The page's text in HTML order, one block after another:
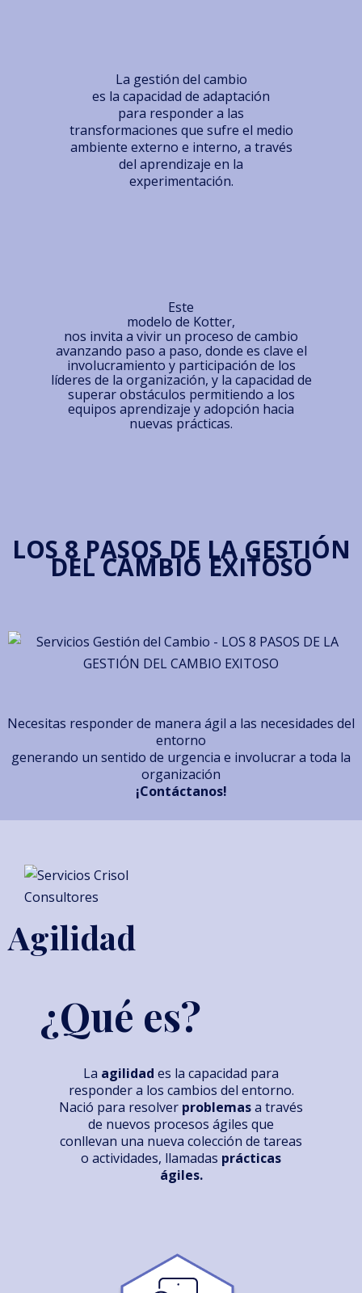
La gestión del cambio
es la capacidad de adaptación
para responder a las
transformaciones que sufre el medio
ambiente externo e interno, a través
del aprendizaje en la
experimentación.
Este
modelo de Kotter,
nos invita a vivir un proceso de cambio
avanzando paso a paso, donde es clave el
involucramiento y participación de los
líderes de la organización, y la capacidad de
superar obstáculos permitiendo a los
equipos aprendizaje y adopción hacia
nuevas prácticas.
LOS 8 PASOS DE LA GESTIÓN
DEL CAMBIO EXITOSO
Necesitas responder de manera ágil a las necesidades del
entorno
generando un sentido de urgencia e involucrar a toda la
organización
¡Contáctanos!
Agilidad
¿Qué es?
La agilidad es la capacidad para
responder a los cambios del entorno.
Nació para resolver problemasa través
de nuevos procesos ágiles que
conllevan una nueva colección de tareas
o actividades, llamadas prácticas
ágiles.